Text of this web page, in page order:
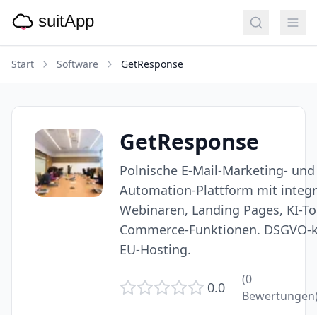
Start Software GetResponse
GetResponse
Polnische E-Mail-Marketing- und
Automation-Plattform mit
Webinaren, Landing Pages, KI-
Commerce-Funktionen.
EU-Hosting.
0.0 (0